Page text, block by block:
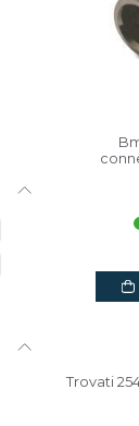
Trovati